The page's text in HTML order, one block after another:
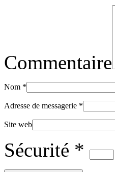
Commentaire
Nom *
Adresse de messagerie *
Site web
Sécurité *